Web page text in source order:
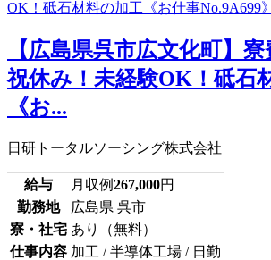
【広島県呉市広文化町】
祝休み！未経験OK！砥石
《お...
日研トータルソーシング株式会社
給与 月収例267,000円
勤務地
広島県 呉市
寮・社宅 あり（無料）
仕事内容 加工 / 半導体工場 / 日勤